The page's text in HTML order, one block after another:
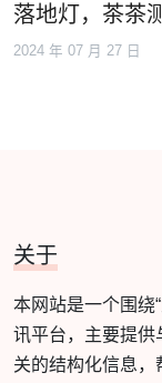
落地灯，茶茶
2024 年 07 月 27 日
关于
本网站是一个围绕
讯平台，主要提供
关的结构化信息